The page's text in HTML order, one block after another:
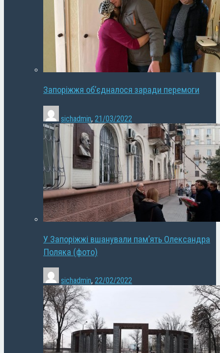
Запоріжжя об’єдналося заради перемоги
sichadmin, 21/03/2022
У Запоріжжі вшанували пам’ять Олександра
Поляка (фото)
sichadmin, 22/02/2022